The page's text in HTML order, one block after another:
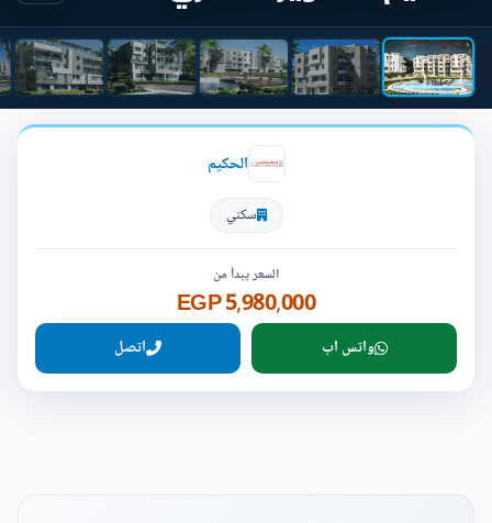
الحكيم
سكني
السعر يبدأ من
5,980,000 EGP
واتس اب اتصل